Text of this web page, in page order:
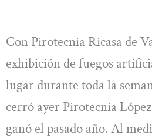
Con Pirotecnia Ricasa de
exhibición de fuegos
lugar durante toda la
cerró ayer Pirotecnia
ganó el pasado año. Al